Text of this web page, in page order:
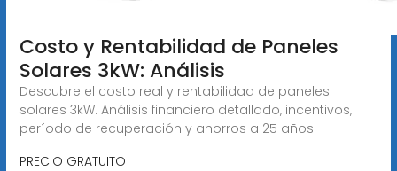
Costo y Rentabilidad de Paneles
Solares 3kW: Análisis
Descubre el costo real y rentabilidad de paneles
solares 3kW. Análisis financiero detallado, incentivos,
período de recuperación y ahorros a 25 años.
PRECIO GRATUITO